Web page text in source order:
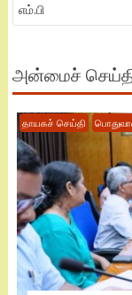
எம்.பி
அன்மைச்
தாயகச் செய்தி